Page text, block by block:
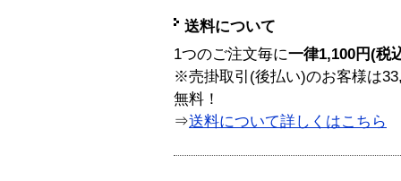
送料について
1つのご注文毎に一律1,100円(税
※売掛取引(後払い)のお客様は
無料！
⇒送料について詳しくはこちら